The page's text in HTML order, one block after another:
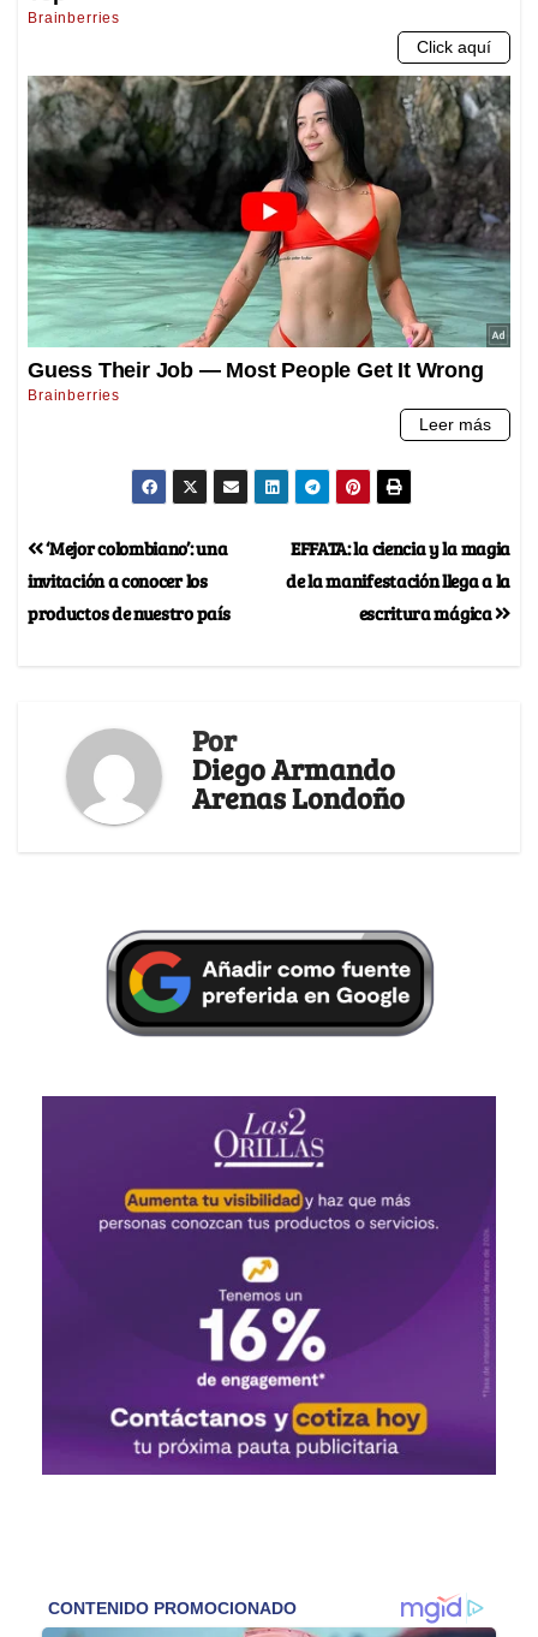
EFFATA: la ciencia y la magia
de la manifestación llega a la
escritura mágica
‘Mejor colombiano’: una
invitación a conocer los
productos de nuestro país
Por
Diego Armando
Arenas Londoño